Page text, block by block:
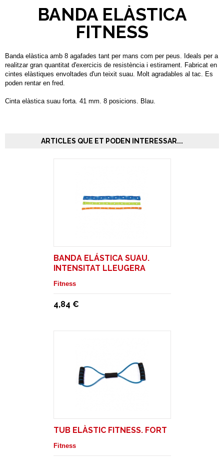
BANDA ELÀSTICA
FITNESS
Banda elàstica amb 8 agafades tant per mans com per peus. Ideals per a
realitzar gran quantitat d'exercicis de resistència i estirament. Fabricat en
cintes elàstiques envoltades d'un teixit suau. Molt agradables al tac. Es
poden rentar en fred.
Cinta elàstica suau forta. 41 mm. 8 posicions. Blau.
ARTICLES QUE ET PODEN INTERESSAR...
BANDA ELÁSTICA SUAU.
INTENSITAT LLEUGERA
Fitness
4,84 €
TUB ELÀSTIC FITNESS. FORT
Fitness